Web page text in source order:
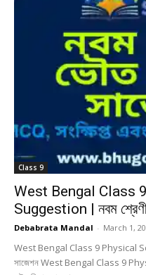
Class 9
West Bengal Class
Suggestion | নবম
Debabrata Mandal - March 1,
West Bengal Class 9 Physical
সাজেশন West Bengal Class 9